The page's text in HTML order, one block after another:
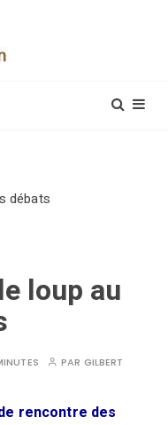
débats
loup au
PAR GILBERT
rencontre des